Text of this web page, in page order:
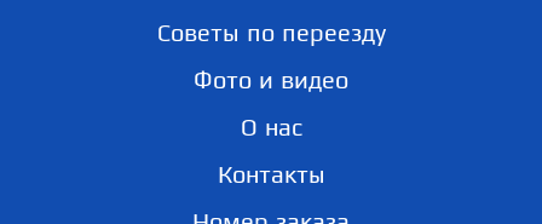
Советы по переезду
Фото и видео
О нас
Контакты